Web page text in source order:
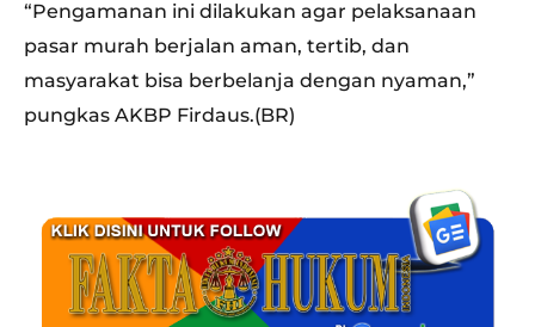
“Pengamanan ini dilakukan agar pelaksanaan
pasar murah berjalan aman, tertib, dan
masyarakat bisa berbelanja dengan nyaman,”
pungkas AKBP Firdaus.(BR)